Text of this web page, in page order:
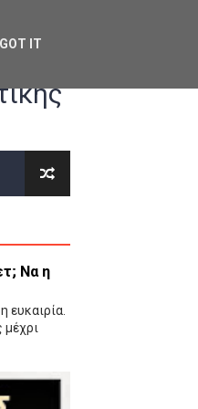
ΜΕΤΑΓΡΑΦΩΝ ΤΗΣ
Να η
ευκαιρία.
GOT IT